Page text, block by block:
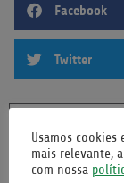
Facebook
Twitter
Usamos
mais relevante,
com nossa